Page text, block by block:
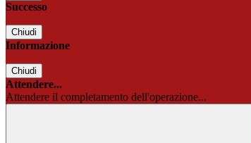
Successo
Chiudi
Informazione
Chiudi
Attendere...
Attendere il completamento dell'operazione...